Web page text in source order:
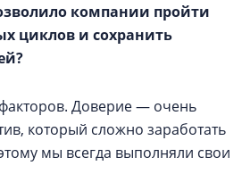
компании пройти
циклов и сохранить
Доверие — очень
который сложно заработать
мы всегда выполняли свои